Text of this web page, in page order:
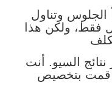
الجلوس وتناول
فقط، ولكن هذا
السيو. أنت
قمت بتخصيص